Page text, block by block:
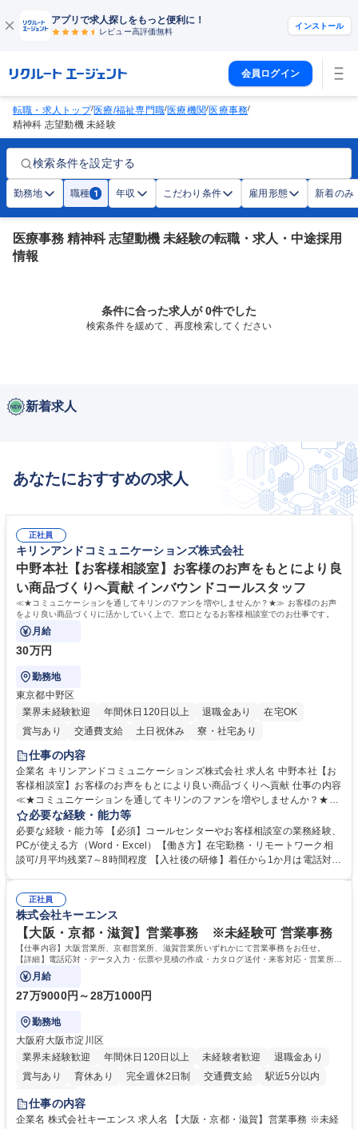
アプリで求人探しをもっと便利に！
レビュー高評価無料
インストール
会員ログイン
転職・求人トップ/医療/福祉専門職/医療機関/医療事務/
精神科 志望動機 未経験
検索条件を設定する
勤務地 職種 1 年収 こだわり条件 雇用形態 新着のみ
医療事務 精神科 志望動機 未経験の転職・求人・中途採用
情報
条件に合った求人が 0件でした
検索条件を緩めて、再度検索してください
新着求人
あなたにおすすめの求人
正社員
キリンアンドコミュニケーションズ株式会社
中野本社【お客様相談室】お客様のお声をもとにより良
い商品づくりへ貢献 インバウンドコールスタッフ
≪★コミュニケーションを通してキリンのファンを増やしませんか？★≫ お客様のお声
をより良い商品づくりに活かしていく上で、窓口となるお客様相談室でのお仕事です。
月給
30万円
勤務地
東京都中野区
業界未経験歓迎
年間休日120日以上 退職金あり
在宅OK
賞与あり
交通費支給 土日祝休み 寮・社宅あり
仕事の内容
企業名 キリンアンドコミュニケーションズ株式会社 求人名 中野本社【お
客様相談室】お客様のお声をもとにより良い商品づくりへ貢献 仕事の内容
≪★コミュニケーションを通してキリンのファンを増やしませんか？★≫
お客様のお声をより良い商品づくりに活かしていく上で、窓口となるお客
様相談室でのお仕事です。 日々お客様からいただくキリングループへのご
意見を、企業活動に活かしています。お客様からの声に迅速かつ誠意をも
って対応、情報提供するとともにグループ内活動に反映しています。 【具
平均100件前後■メール・手紙：同上40件前後 募集職種 中野本社【お客様
相談室】お客様のお声をもとにより良い商品づくりへ貢献
必要な経験・能力等
必要な経験・能力等 【必須】コールセンターやお客様相談室の業務経験、
PCが使える方（Word・Excel）【働き方】在宅勤務・リモートワーク相
談可/月平均残業7～8時間程度 【入社後の研修】着任から1か月は電話対応
すのでご安心ください。 【当社について】キリングループの広報機能を担
う会社として、お客様との出会いを大切にし、磨き上げたホスピタリティ
を込めてコミュニケーションをとりながら広報関連業務を行っておりま
す。 学歴・資格 学歴：大学院 大学 高専 短大 専修学校 高校 語学力： 資
格：
正社員
株式会社キーエンス
【大阪・京都・滋賀】営業事務 ※未経験可 営業事務
【仕事内容】大阪営業所、京都営業所、滋賀営業所いずれかにて営業事務をお任せ。
【詳細】電話応対・データ入力・伝票や見積の作成・カタログ送付・来客対応・営業所内
で発生する事務業務や業務改善をお任せ。
月給
27万9000円～28万1000円
勤務地
大阪府大阪市淀川区
業界未経験歓迎
年間休日120日以上 未経験者歓迎
退職金あり
賞与あり
育休あり 完全週休2日制 交通費支給
駅近5分以内
土日祝休み
仕事の内容
企業名 株式会社キーエンス 求人名 【大阪・京都・滋賀】営業事務 ※未経